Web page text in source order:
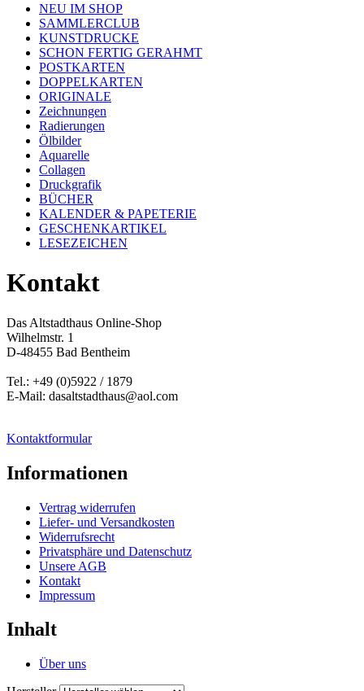
NEU IM SHOP
SAMMLERCLUB
KUNSTDRUCKE
SCHON FERTIG GERAHMT
POSTKARTEN
DOPPELKARTEN
ORIGINALE
Zeichnungen
Radierungen
Ölbilder
Aquarelle
Collagen
Druckgrafik
BÜCHER
KALENDER & PAPETERIE
GESCHENKARTIKEL
LESEZEICHEN
Kontakt
Das Altstadthaus Online-Shop
Wilhelmstr. 1
D-48455 Bad Bentheim
Tel.: +49 (0)5922 / 1879
E-Mail: dasaltstadthaus@aol.com
Kontaktformular
Informationen
Vertrag widerrufen
Liefer- und Versandkosten
Widerrufsrecht
Privatsphäre und Datenschutz
Unsere AGB
Kontakt
Impressum
Inhalt
Über uns